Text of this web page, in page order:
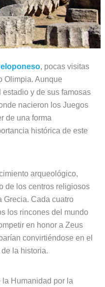
, pocas visitas
Olimpia. Aunque
y de sus famosas
nacieron los Juegos
de una forma
histórica de este
arqueológico,
de los centros religiosos
Grecia. Cada cuatro
los rincones del mundo
en honor a Zeus
convirtiéndose en el
la historia.
la Humanidad por la